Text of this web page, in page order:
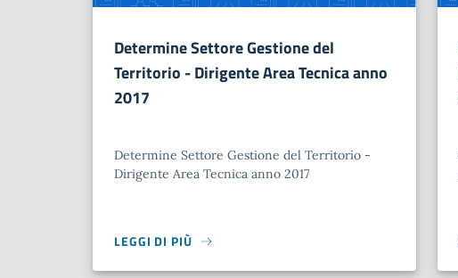
Determine Settore Gestione del
Territorio - Dirigente Area Tecnica anno
2017
Determine Settore Gestione del Territorio -
Dirigente Area Tecnica anno 2017
LEGGI DI PIÙ